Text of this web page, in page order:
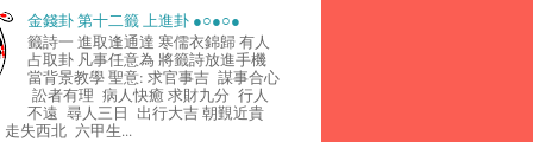
金錢卦 第十二籤 上進卦 ●○●○●
籤詩一 進取逢通達 寒儒衣錦歸 有人
占取卦 凡事任意為 將籤詩放進手機
當背景教學 聖意: 求官事吉 謀事合心
訟者有理 病人快癒 求財九分 行人
不遠 尋人三日 出行大吉 朝覲近貴
失西北 六甲生...